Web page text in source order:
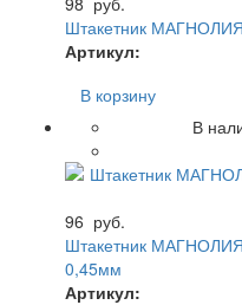
Штакетник
Артикул:
В корзину
В
96 руб.
Штакетник
0,45мм
Артикул: